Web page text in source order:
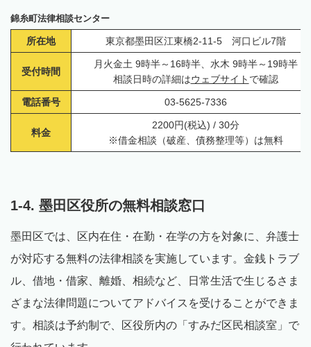
錦糸町法律相談センター
所在地 東京都墨田区江東橋2-11-5 河口ビル7階
受付時間
月火金土 9時半～16時半、水木 9時半～19時半
相談日時の詳細はウェブサイト で確認
電話番号 03-5625-7336
料金
2200円(税込) / 30分
※借金相談（破産、債務整理等）は無料
1-4. 墨田区役所の無料相談窓口
墨田区では、区内在住・在勤・在学の方を対象に、弁護士
が対応する無料の法律相談を実施しています。金銭トラブ
ル、借地・借家、離婚、相続など、日常生活で生じるさま
ざまな法律問題についてアドバイスを受けることができま
す。相談は予約制で、区役所内の「すみだ区民相談室」で